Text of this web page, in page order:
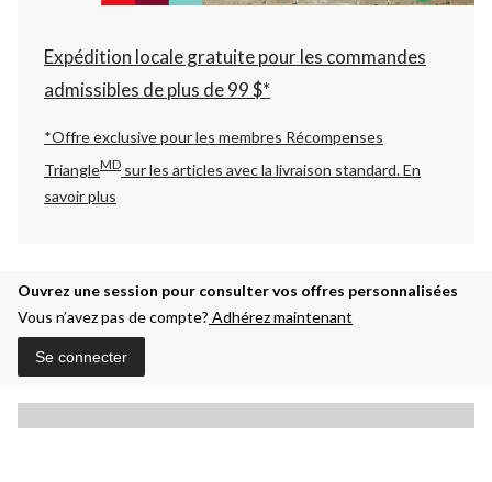
Expédition locale gratuite pour les commandes
admissibles de plus de 99 $*
*Offre exclusive pour les membres Récompenses
TriangleMD sur les articles avec la livraison standard.En
savoir plus
Ouvrez une session pour consulter vos offres personnalisées
Vous n’avez pas de compte? Adhérez maintenant
Se connecter